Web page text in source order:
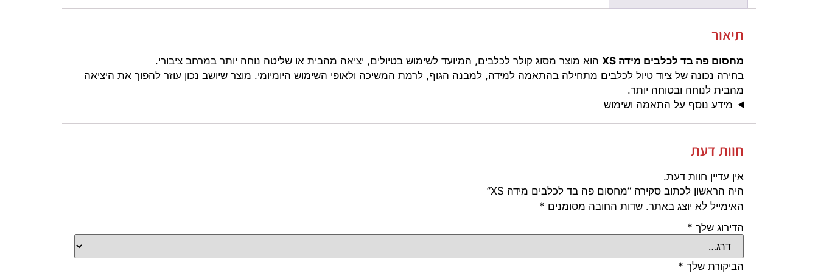
תיאור
מחסום פה בד לכלבים מידה XS
הוא מוצר מסוג קולר לכלבים, המיועד לשימוש בטיולים, יציאה מהבית או שליטה נוחה יותר במרחב ציבורי.
בחירה נכונה של ציוד טיול לכלבים מתחילה בהתאמה למידה, למבנה הגוף, לרמת המשיכה ולאופי השימוש היומיומי. מוצר שיושב נכון עוזר להפוך את היציאה
מהבית לנוחה ובטוחה יותר.
מידע נוסף על התאמה ושימוש
חוות דעת
אין עדיין חוות דעת.
היה הראשון לכתוב סקירה “מחסום פה בד לכלבים מידה XS”
האימייל לא יוצג באתר. שדות החובה מסומנים *
הדירוג שלך *
הביקורת שלך *